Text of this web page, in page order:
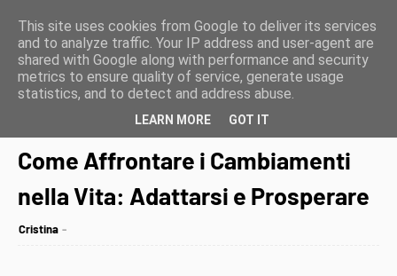
Come Affrontare i Cambiamenti nella Vita: Adattarsi e Prosperare
Come Affrontare i Cambiamenti
nella Vita: Adattarsi e Prosperare
Cristina
This site uses cookies from Google to deliver its services
and to analyze traffic. Your IP address and user-agent are
shared with Google along with performance and security
metrics to ensure quality of service, generate usage
statistics, and to detect and address abuse.
LEARN MORE GOT IT